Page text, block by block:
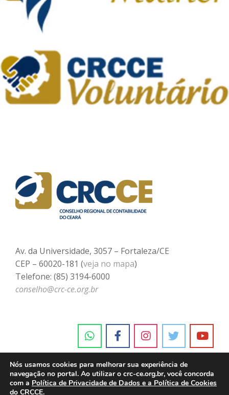
Av. da Universidade, 3057 – Fortaleza/CE
CEP – 60020-181 (veja no mapa)
Telefone: (85) 3194-6000
conselho@crc-ce.org.br
Nós usamos cookies para melhorar sua experiência de
navegação no portal. Ao utilizar o crc-ce.org.br, você concorda
com a Política de Privacidade de Dados e a Política de Cookies
do CRCCE.